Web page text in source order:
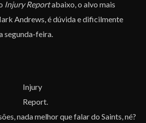
Injury Reportabaixo, o alvo mais
Andrews, é dúvida e dificilmente
segunda-feira.
Injury
Report.
nada melhor que falar do Saints, né?